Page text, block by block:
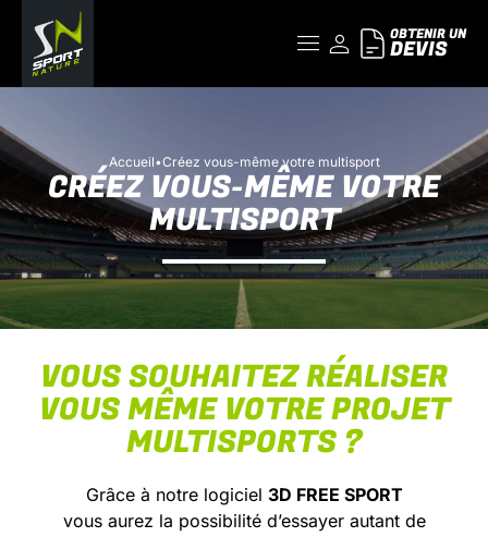
OBTENIR UN
DEVIS
Accueil•Créez vous-même votre multisport
CRÉEZ VOUS-MÊME VOTRE
MULTISPORT
VOUS SOUHAITEZ RÉALISER
VOUS MÊME VOTRE PROJET
MULTISPORTS ?
Grâce à notre logiciel 3D FREE SPORT
vous aurez la possibilité d’essayer autant de